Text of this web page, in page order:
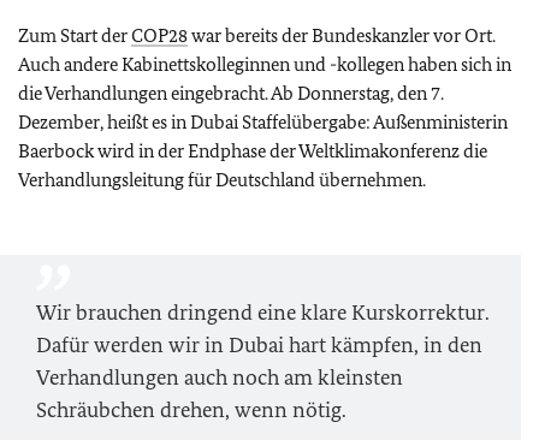
Zum Start derCOP28war bereits der Bundeskanzler vor Ort.
Auch andere Kabinettskolleginnen und -kollegen haben sich in
die Verhandlungen eingebracht. Ab Donnerstag, den 7.
Dezember, heißt es in Dubai Staffelübergabe: Außenministerin
Baerbock wird in der Endphase der Weltklimakonferenz die
Verhandlungsleitung für Deutschland übernehmen.
Wir brauchen dringend eine klare Kurskorrektur.
Dafür werden wir in Dubai hart kämpfen, in den
Verhandlungen auch noch am kleinsten
Schräubchen drehen, wenn nötig.